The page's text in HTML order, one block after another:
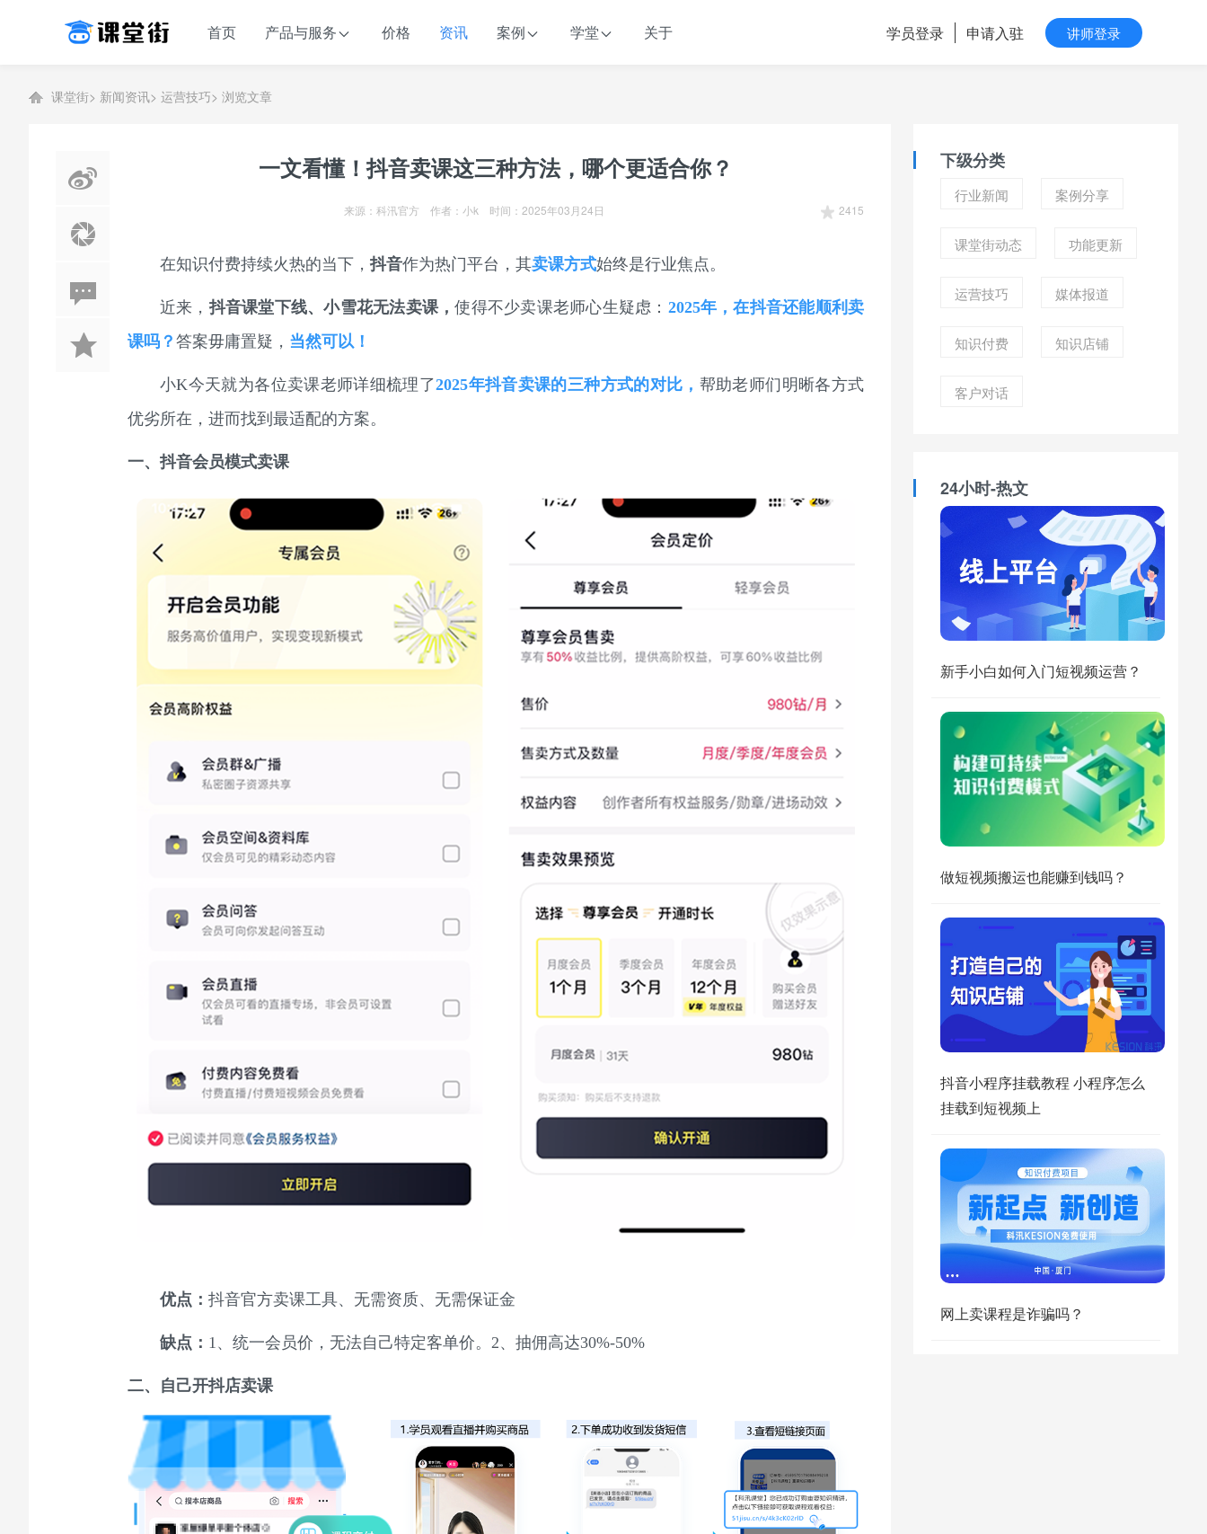
首页 产品与服务 价格 资讯 案例 学堂 关于 学员登录 申请入驻 讲师登录
课堂街> 新闻资讯> 运营技巧> 浏览文章
一文看懂！抖音卖课这三种方法，哪个更适合你？
2415
来源：科汛官方 作者：小k 时间：2025年03月24日
在知识付费持续火热的当下， 抖音作为热门平台，其卖课方式始终是行业焦点。
近来， 抖音课堂下线、小雪花无法卖课，使得不少卖课老师心生疑虑： 2025年，在抖音还能顺利卖
课吗？ 答案毋庸置疑， 当然可以！
小K今天就为各位卖课老师详细梳理了2025年抖音卖课的三种方式的对比， 帮助老师们明晰各方式
优劣所在， 进而找到最适配的方案。
一、 抖音会员模式卖课
优点： 抖音官方卖课工具、无需资质、无需保证金
缺点： 1、统一会员价，无法自己特定客单价。 2、抽佣高达30%-50%
二、 自己开抖店卖课
下级分类
行业新闻 案例分享
课堂街动态 功能更新
运营技巧 媒体报道
知识付费 知识店铺
客户对话
24小时-热文
新手小白如何入门短视频运营？
做短视频搬运也能赚到钱吗？
抖音小程序挂载教程 小程序怎么
挂载到短视频上
网上卖课程是诈骗吗？